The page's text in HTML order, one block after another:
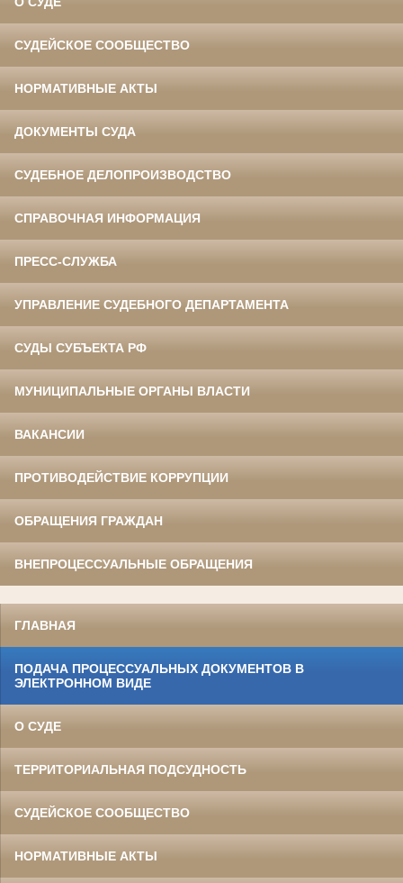
СУДЕЙСКОЕ СООБЩЕСТВО
НОРМАТИВНЫЕ АКТЫ
ДОКУМЕНТЫ СУДА
СУДЕБНОЕ ДЕЛОПРОИЗВОДСТВО
СПРАВОЧНАЯ ИНФОРМАЦИЯ
ПРЕСС-СЛУЖБА
УПРАВЛЕНИЕ СУДЕБНОГО ДЕПАРТАМЕНТА
СУДЫ СУБЪЕКТА РФ
МУНИЦИПАЛЬНЫЕ ОРГАНЫ ВЛАСТИ
ВАКАНСИИ
ПРОТИВОДЕЙСТВИЕ КОРРУПЦИИ
ОБРАЩЕНИЯ ГРАЖДАН
ВНЕПРОЦЕССУАЛЬНЫЕ ОБРАЩЕНИЯ
ГЛАВНАЯ
ПОДАЧА ПРОЦЕССУАЛЬНЫХ ДОКУМЕНТОВ В
ЭЛЕКТРОННОМ ВИДЕ
О СУДЕ
ТЕРРИТОРИАЛЬНАЯ ПОДСУДНОСТЬ
СУДЕЙСКОЕ СООБЩЕСТВО
НОРМАТИВНЫЕ АКТЫ